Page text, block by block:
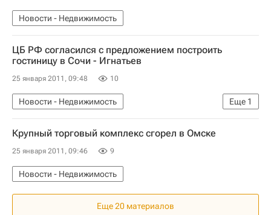
Новости - Недвижимость
ЦБ РФ согласился с предложением построить
гостиницу в Сочи - Игнатьев
25 января 2011, 09:48 10
Еще 1
Новости - Недвижимость
Коммерческая недвижимость
Крупный торговый комплекс сгорел в Омске
25 января 2011, 09:46 9
Новости - Недвижимость
Еще 20 материалов